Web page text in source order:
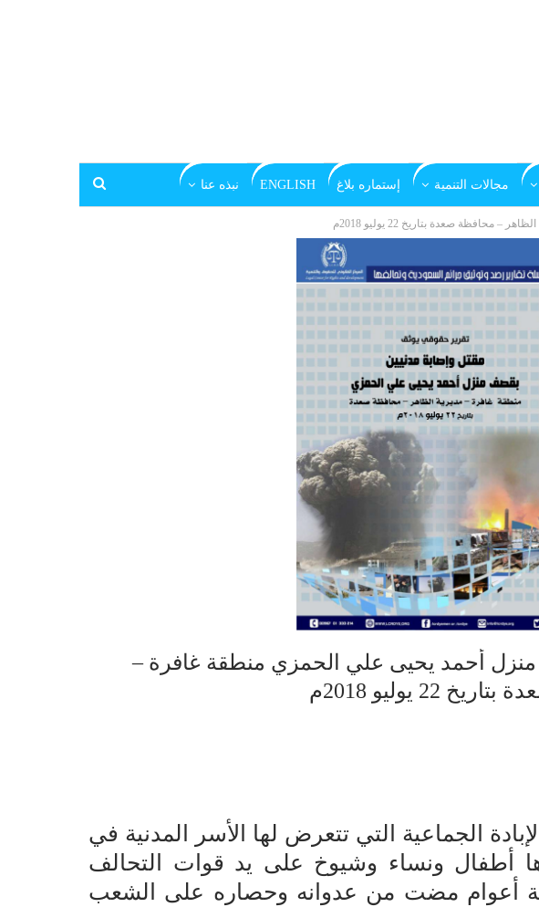
مجالات التنمية إستماره بلاغ ENGLISH نبذه عنا
صعدة بتاريخ 22 يوليو 2018م
أحمد يحيى علي الحمزي منطقة غافرة –
يوليو 2018م
الجماعية التي تتعرض لها الأسر المدنية في
أطفال ونساء وشيوخ على يد قوات التحالف
أعوام مضت من عدوانه وحصاره على الشعب